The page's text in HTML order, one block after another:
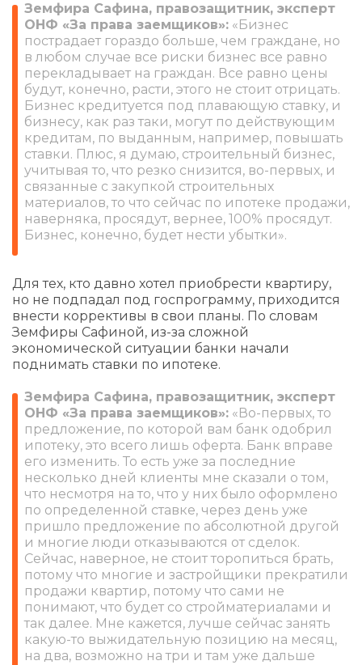
Земфира Сафина, правозащитник, эксперт
ОНФ «За права заемщиков»: «Бизнес
пострадает гораздо больше, чем граждане, но
в любом случае все риски бизнес все равно
перекладывает на граждан. Все равно цены
будут, конечно, расти, этого не стоит отрицать.
Бизнес кредитуется под плавающую ставку, и
бизнесу, как раз таки, могут по действующим
кредитам, по выданным, например, повышать
ставки. Плюс, я думаю, строительный бизнес,
учитывая то, что резко снизится, во-первых, и
связанные с закупкой строительных
материалов, то что сейчас по ипотеке продажи,
наверняка, просядут, вернее, 100% просядут.
Бизнес, конечно, будет нести убытки».
Для тех, кто давно хотел приобрести квартиру,
но не подпадал под госпрограмму, приходится
внести коррективы в свои планы. По словам
Земфиры Сафиной, из-за сложной
экономической ситуации банки начали
поднимать ставки по ипотеке.
Земфира Сафина, правозащитник, эксперт
ОНФ «За права заемщиков»: «Во-первых, то
предложение, по которой вам банк одобрил
ипотеку, это всего лишь оферта. Банк вправе
его изменить. То есть уже за последние
несколько дней клиенты мне сказали о том,
что несмотря на то, что у них было оформлено
по определенной ставке, через день уже
пришло предложение по абсолютной другой
и многие люди отказываются от сделок.
Сейчас, наверное, не стоит торопиться брать,
потому что многие и застройщики прекратили
продажи квартир, потому что сами не
понимают, что будет со стройматериалами и
так далее. Мне кажется, лучше сейчас занять
какую-то выжидательную позицию на месяц,
на два, возможно на три и там уже дальше